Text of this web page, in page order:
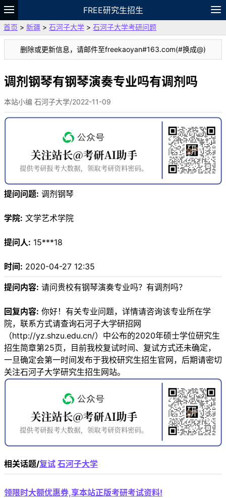
FREE研究生招生
题库
故事 专题 APP 笔记
VIP
资料
首页 > 新疆 > 石河子大学 > 石河子大学考研问题
删除或更新信息，请邮件至freekaoyan#163.com(#换成@)
调剂钢琴有钢琴演奏专业吗有调剂吗
本站小编 石河子大学/2022-11-09
提问问题: 调剂钢琴
学院: 文学艺术学院
提问人: 15***18
时间: 2020-04-27 12:35
提问内容: 请问贵校有钢琴演奏专业吗？有调剂吗？
回复内容: 你好！有关专业问题，详情请咨询该专业所在学
院，联系方式请查询石河子大学研招网
（http://yz.shzu.edu.cn/）中公布的2020年硕士学位研究生
招生简章第25页，目前我校复试时间、复试方式还未确定，
一旦确定会第一时间发布于我校研究生招生官网，后期请密切
关注石河子大学研究生招生网站。
相关话题/复试 石河子大学
领限时大额优惠券,享本站正版考研考试资料!